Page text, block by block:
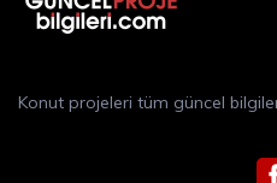
Konut projeleri tüm güncel